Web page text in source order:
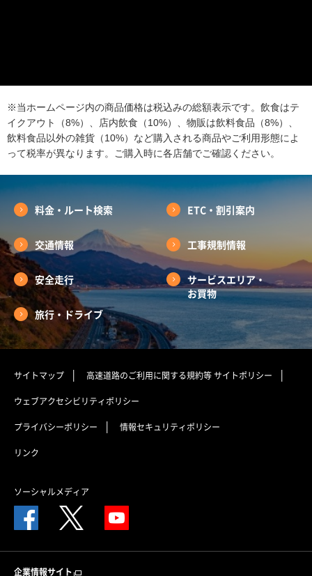
※当ホームページ内の商品価格は税込みの総額表示です。飲食はテ
イクアウト（8%）、店内飲食（10%）、物販は飲料食品（8%）、
飲料食品以外の雑貨（10%）など購入される商品やご利用形態によ
って税率が異なります。ご購入時に各店舗でご確認ください。
料金・ルート検索 ETC・割引案内
交通情報 工事規制情報
安全走行
サービスエリア・
お買物
旅行・ドライブ
サイトマップ 高速道路のご利用に関する規約等サイトポリシー
ウェブアクセシビリティポリシー
プライバシーポリシー 情報セキュリティポリシー
リンク
ソーシャルメディア
企業情報サイト